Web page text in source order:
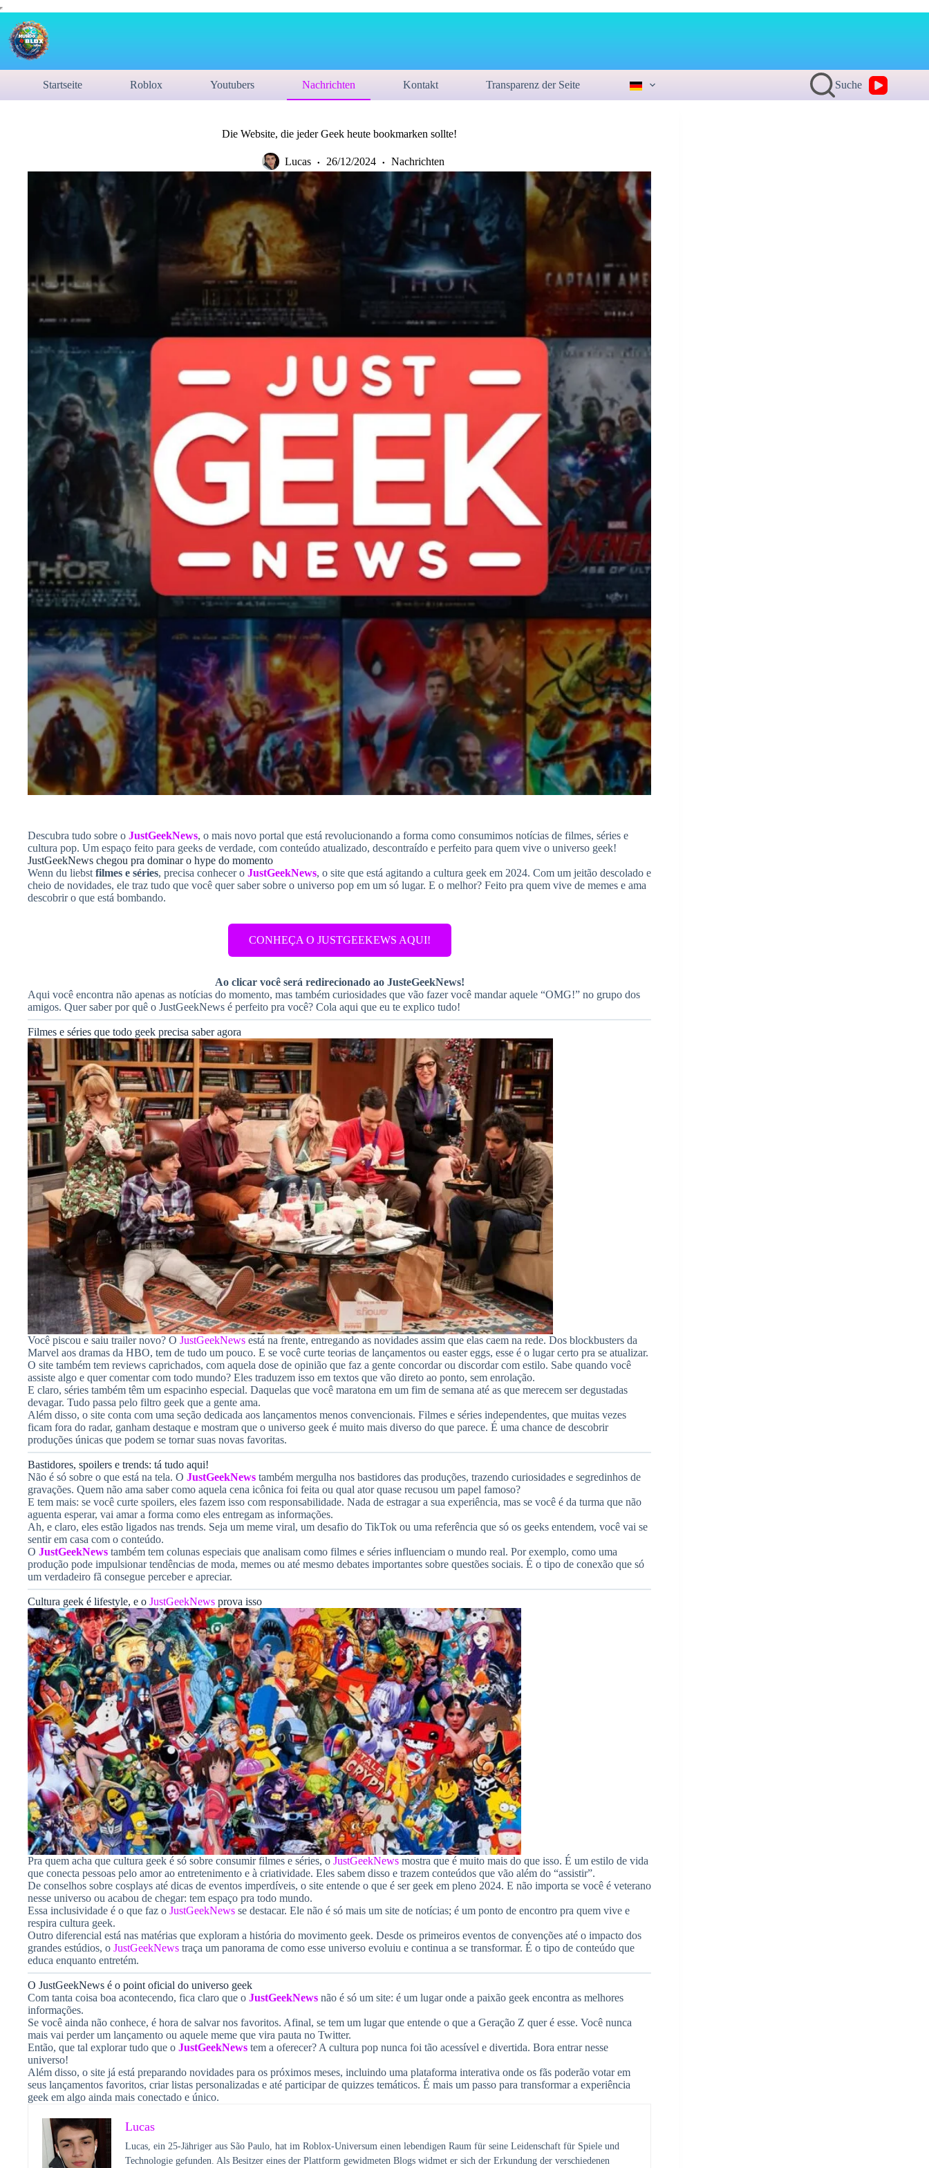
Startseite Roblox Youtubers Nachrichten Kontakt Transparenz der Seite Suche
Die Website, die jeder Geek heute bookmarken sollte!
Lucas 26/12/2024 Nachrichten
Descubra tudo sobre o JustGeekNews, o mais novo portal que está revolucionando a forma como consumimos notícias de filmes, séries e
cultura pop. Um espaço feito para geeks de verdade, com conteúdo atualizado, descontraído e perfeito para quem vive o universo geek!
JustGeekNews chegou pra dominar o hype do momento
Wenn du liebst filmes e séries, precisa conhecer o JustGeekNews, o site que está agitando a cultura geek em 2024. Com um jeitão descolado e
cheio de novidades, ele traz tudo que você quer saber sobre o universo pop em um só lugar. E o melhor? Feito pra quem vive de memes e ama
descobrir o que está bombando.
CONHEÇA O JUSTGEEKEWS AQUI!
Ao clicar você será redirecionado ao JusteGeekNews!
Aqui você encontra não apenas as notícias do momento, mas também curiosidades que vão fazer você mandar aquele “OMG!” no grupo dos
amigos. Quer saber por quê o JustGeekNews é perfeito pra você? Cola aqui que eu te explico tudo!
Filmes e séries que todo geek precisa saber agora
Você piscou e saiu trailer novo? O JustGeekNews está na frente, entregando as novidades assim que elas caem na rede. Dos blockbusters da
Marvel aos dramas da HBO, tem de tudo um pouco. E se você curte teorias de lançamentos ou easter eggs, esse é o lugar certo pra se atualizar.
O site também tem reviews caprichados, com aquela dose de opinião que faz a gente concordar ou discordar com estilo. Sabe quando você
assiste algo e quer comentar com todo mundo? Eles traduzem isso em textos que vão direto ao ponto, sem enrolação.
E claro, séries também têm um espacinho especial. Daquelas que você maratona em um fim de semana até as que merecem ser degustadas
devagar. Tudo passa pelo filtro geek que a gente ama.
Além disso, o site conta com uma seção dedicada aos lançamentos menos convencionais. Filmes e séries independentes, que muitas vezes
ficam fora do radar, ganham destaque e mostram que o universo geek é muito mais diverso do que parece. É uma chance de descobrir
produções únicas que podem se tornar suas novas favoritas.
Bastidores, spoilers e trends: tá tudo aqui!
Não é só sobre o que está na tela. O JustGeekNews também mergulha nos bastidores das produções, trazendo curiosidades e segredinhos de
gravações. Quem não ama saber como aquela cena icônica foi feita ou qual ator quase recusou um papel famoso?
E tem mais: se você curte spoilers, eles fazem isso com responsabilidade. Nada de estragar a sua experiência, mas se você é da turma que não
aguenta esperar, vai amar a forma como eles entregam as informações.
Ah, e claro, eles estão ligados nas trends. Seja um meme viral, um desafio do TikTok ou uma referência que só os geeks entendem, você vai se
sentir em casa com o conteúdo.
O JustGeekNews também tem colunas especiais que analisam como filmes e séries influenciam o mundo real. Por exemplo, como uma
produção pode impulsionar tendências de moda, memes ou até mesmo debates importantes sobre questões sociais. É o tipo de conexão que só
um verdadeiro fã consegue perceber e apreciar.
Cultura geek é lifestyle, e o JustGeekNews prova isso
Pra quem acha que cultura geek é só sobre consumir filmes e séries, o JustGeekNews mostra que é muito mais do que isso. É um estilo de vida
que conecta pessoas pelo amor ao entretenimento e à criatividade. Eles sabem disso e trazem conteúdos que vão além do “assistir”.
De conselhos sobre cosplays até dicas de eventos imperdíveis, o site entende o que é ser geek em pleno 2024. E não importa se você é veterano
nesse universo ou acabou de chegar: tem espaço pra todo mundo.
Essa inclusividade é o que faz o JustGeekNews se destacar. Ele não é só mais um site de notícias; é um ponto de encontro pra quem vive e
respira cultura geek.
Outro diferencial está nas matérias que exploram a história do movimento geek. Desde os primeiros eventos de convenções até o impacto dos
grandes estúdios, o JustGeekNews traça um panorama de como esse universo evoluiu e continua a se transformar. É o tipo de conteúdo que
educa enquanto entretém.
O JustGeekNews é o point oficial do universo geek
Com tanta coisa boa acontecendo, fica claro que o JustGeekNews não é só um site: é um lugar onde a paixão geek encontra as melhores
informações.
Se você ainda não conhece, é hora de salvar nos favoritos. Afinal, se tem um lugar que entende o que a Geração Z quer é esse. Você nunca
mais vai perder um lançamento ou aquele meme que vira pauta no Twitter.
Então, que tal explorar tudo que o JustGeekNews tem a oferecer? A cultura pop nunca foi tão acessível e divertida. Bora entrar nesse
universo!
Além disso, o site já está preparando novidades para os próximos meses, incluindo uma plataforma interativa onde os fãs poderão votar em
seus lançamentos favoritos, criar listas personalizadas e até participar de quizzes temáticos. É mais um passo para transformar a experiência
geek em algo ainda mais conectado e único.
Lucas
Lucas, ein 25-Jähriger aus São Paulo, hat im Roblox-Universum einen lebendigen Raum für seine Leidenschaft für Spiele und
Technologie gefunden. Als Besitzer eines der Plattform gewidmeten Blogs widmet er sich der Erkundung der verschiedenen